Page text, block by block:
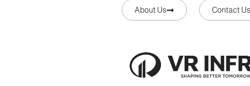
About Us Contact Us